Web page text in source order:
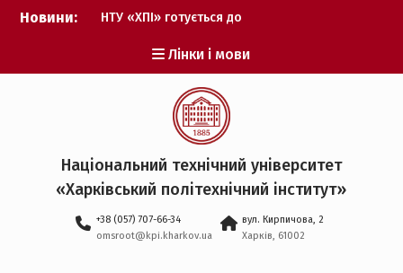
Перейти
Новини:
НТУ «ХПІ» готується до
Музичні таланти ХПІ
запрошуються на
Всеукраїнський
фестиваль «Червона
рута – 2027»
ХПІ уклав угоду про
партнерство з ДержНДІ
технологій кібербезпеки
Головнокомандувачем
Збройних Сил України
Лінки і мови
Національний технічний університет
«Харківський політехнічний iнститут»
+38 (057) 707-66-34
omsroot@kpi.kharkov.ua
вул. Кирпичова, 2
Харків, 61002